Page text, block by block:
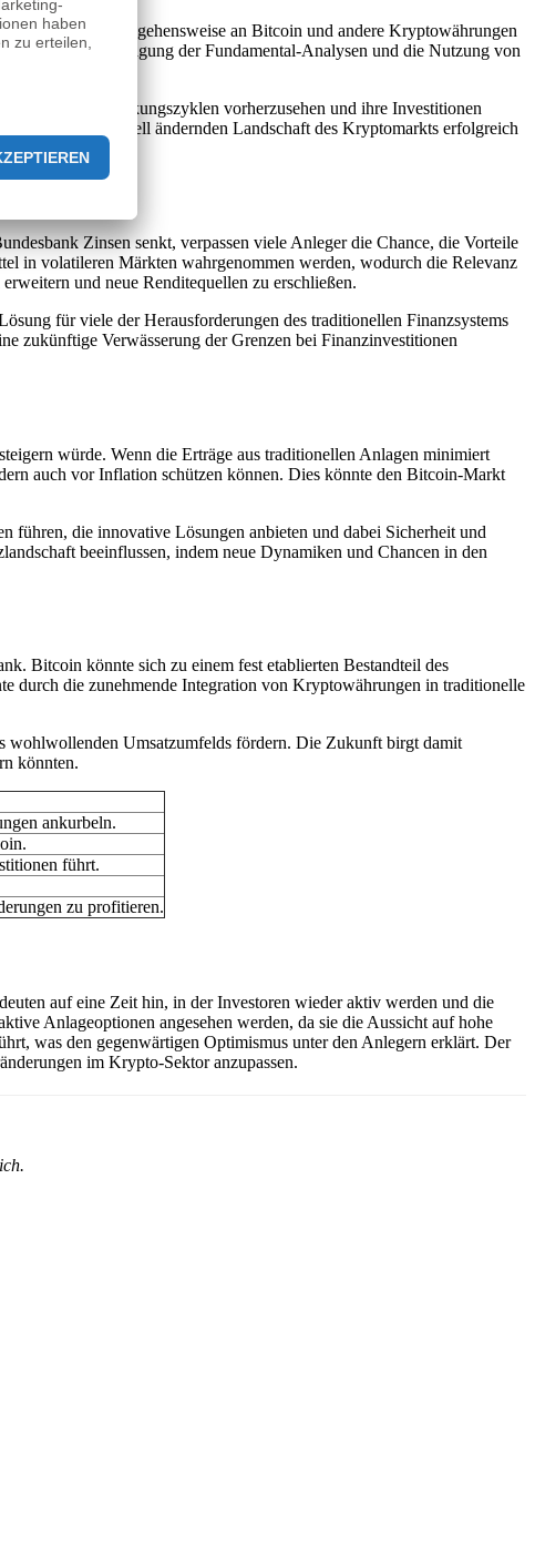
ihre Herangehensweise an Bitcoin und andere Kryptowährungen
Berücksichtigung der Fundamental-Analysen und die Nutzung von
helfen, Zinssenkungszyklen vorherzusehen und ihre Investitionen
in der sich schnell ändernden Landschaft des Kryptomarkts erfolgreich
Zinsen senkt, verpassen viele Anleger die Chance, die Vorteile
in volatileren Märkten wahrgenommen werden, wodurch die Relevanz
und neue Renditequellen zu erschließen.
für viele der Herausforderungen des traditionellen Finanzsystems
zukünftige Verwässerung der Grenzen bei Finanzinvestitionen
würde. Wenn die Erträge aus traditionellen Anlagen minimiert
auch vor Inflation schützen können. Dies könnte den Bitcoin-Markt
führen, die innovative Lösungen anbieten und dabei Sicherheit und
beeinflussen, indem neue Dynamiken und Chancen in den
Bitcoin könnte sich zu einem fest etablierten Bestandteil des
durch die zunehmende Integration von Kryptowährungen in traditionelle
wohlwollenden Umsatzumfelds fördern. Die Zukunft birgt damit
könnten.
ankurbeln.
führt.
zu profitieren.
auf eine Zeit hin, in der Investoren wieder aktiv werden und die
Anlageoptionen angesehen werden, da sie die Aussicht auf hohe
was den gegenwärtigen Optimismus unter den Anlegern erklärt. Der
im Krypto-Sektor anzupassen.